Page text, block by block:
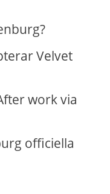
Velvet
work via
officiella